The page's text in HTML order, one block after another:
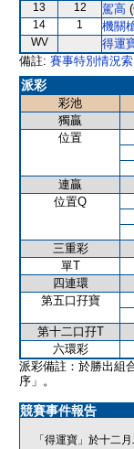
13 12 駕高
14 1 機關
WV 得運
備註: 賽事特別情況索
派彩
彩池
獨贏
位置
連贏
位置Q
三重彩
單T
四連環
第五口孖寶
第十二口孖T
六環彩
派彩備註：於勝出組
序」。
競賽事件報告
「得運寶」於十二